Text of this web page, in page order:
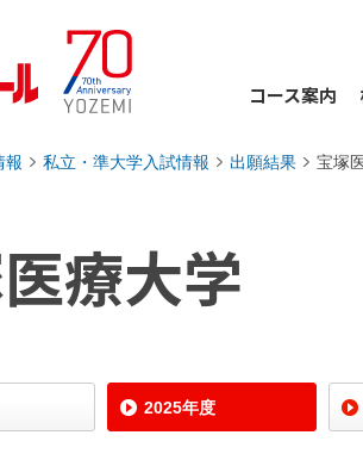
コース案内
報 私立・準大学入試情報 出願結果 宝塚
療大学
2025年度